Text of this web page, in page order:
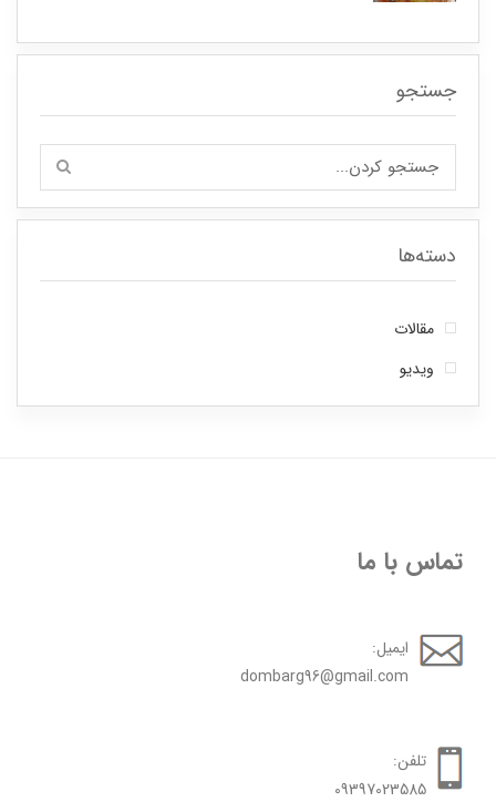
جستجو
دسته‌ها
مقالات
ویدیو
تماس با ما
ایمیل:
dombarg96@gmail.com
تلفن:
09397023585